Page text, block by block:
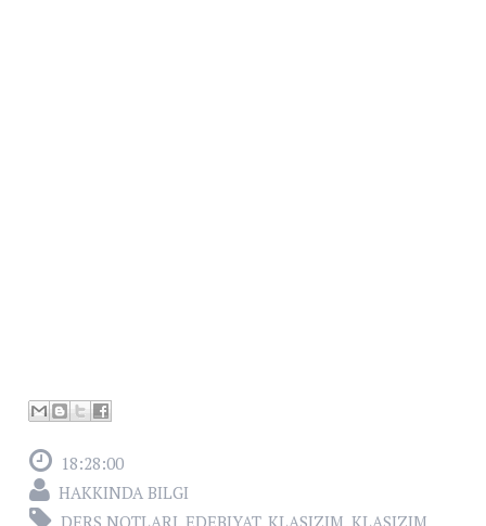
18:28:00
HAKKINDA BILGI
DERS NOTLARI, EDEBIYAT, KLASIZIM, KLASIZIM